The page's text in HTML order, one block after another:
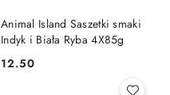
Animal Island Saszetki smaki
Indyk i Biała Ryba 4X85g
Cena:
12.50